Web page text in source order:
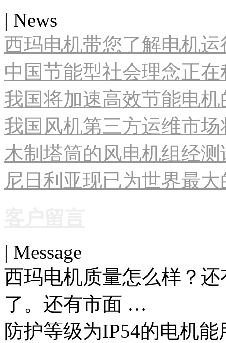
| News
西玛电机带您了解电机
中国节能型社会理念正
我国将加速高效节能电
我国风机第三方运维市
木制塔筒的风电机组经
尼日利亚现已为世界最
| Message
西玛电机质量怎么样？
了。还有市面 …
防护等级为IP54的电机